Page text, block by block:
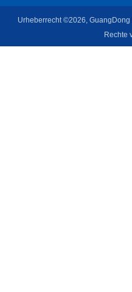
Urheberrecht ©2026,
Rechte